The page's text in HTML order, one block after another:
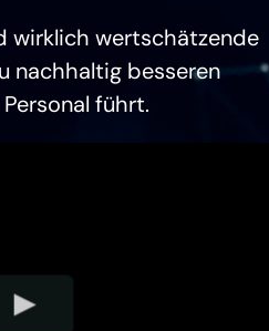
wirklich wertschätzende
nachhaltig besseren
führt.